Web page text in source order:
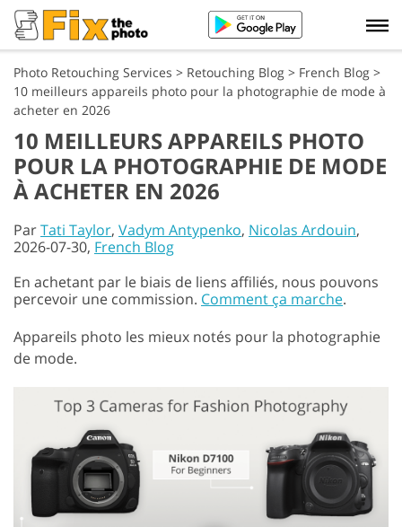
Photo Retouching Services > Retouching Blog > French Blog >
10 meilleurs appareils photo pour la photographie de mode à
acheter en 2026
10 MEILLEURS APPAREILS PHOTO
POUR LA PHOTOGRAPHIE DE MODE
À ACHETER EN 2026
ParTati Taylor, Vadym Antypenko, Nicolas Ardouin,
2026-07-30, French Blog
En achetant par le biais de liens affiliés, nous pouvons
percevoir une commission. Comment ça marche.
Appareils photo les mieux notés pour la photographie
de mode.